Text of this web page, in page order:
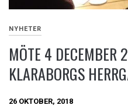
NYHETER
MÖTE 4 DECEMBER
KLARABORGS
26 OKTOBER, 2018